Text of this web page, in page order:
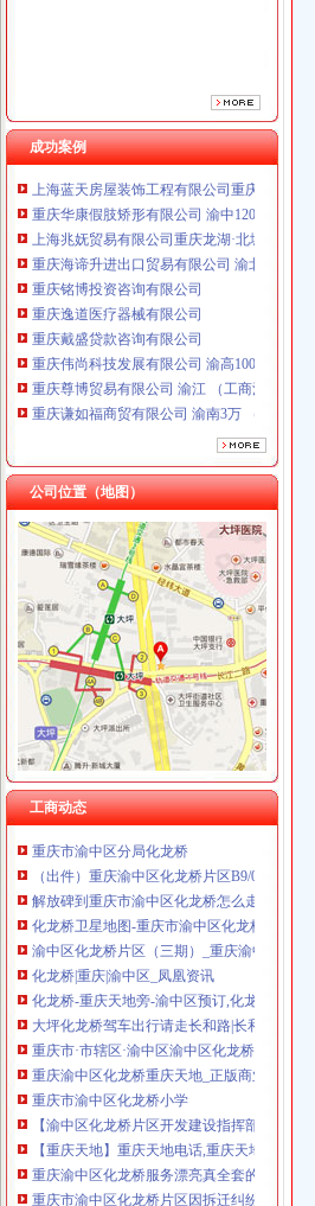
成功案例
重庆尊博贸易有限公司 渝江 （工商注册）
重庆谦如福商贸有限公司 渝南3万 （公司转让
重庆斯苔登托生物科技有限公司 渝南10万 （
上海蓝天房屋装饰工程有限公司重庆分公司
重庆华康假肢矫形有限公司 渝中120万 （增资
上海兆妩贸易有限公司重庆龙湖·北城天街分
重庆海谛升进出口贸易有限公司 渝北100万 （
重庆铭博投资咨询有限公司
重庆逸道医疗器械有限公司
重庆戴盛贷款咨询有限公司
重庆伟尚科技发展有限公司 渝高100万 （工商
重庆尊博贸易有限公司 渝江 （工商注册）
重庆谦如福商贸有限公司 渝南3万 （公司转让
重庆斯苔登托生物科技有限公司 渝南10万 （
上海蓝天房屋装饰工程有限公司重庆分公司
重庆华康假肢矫形有限公司 渝中120万 （增资
上海兆妩贸易有限公司重庆龙湖·北城天街分
公司位置（地图）
工商动态
渝中区化龙桥
渝中区化龙桥片区（三期）_重庆渝中土地招
重庆渝中区化龙桥国税所附近_预订_旅交汇
【渝中区化龙桥片区开发建设指挥部】渝中
【重庆天地】重庆天地电话,重庆天地地址_图
重庆市渝中区化龙桥高层项目一期工程.doc
【渝中区化龙桥地税所】渝中区化龙桥地税
重庆市渝中区化龙桥小学-学校-我要搜学网
重庆市渝中区分局化龙桥
（出件）重庆渝中区化龙桥片区B9/03地块项
解放碑到重庆市渝中区化龙桥怎么走？-住哪网
化龙桥卫星地图-重庆市渝中区化龙桥街道地
渝中区化龙桥片区（三期）_重庆渝中土地招
化龙桥|重庆|渝中区_凤凰资讯
化龙桥-重庆天地旁-渝中区预订,化龙桥-重庆
大坪化龙桥驾车出行请走长和路|长和|渝中区|
重庆市·市辖区·渝中区渝中区化龙桥正街56
重庆渝中区化龙桥重庆天地_正版商业图片_
重庆市渝中区化龙桥小学
【渝中区化龙桥片区开发建设指挥部】渝中
【重庆天地】重庆天地电话,重庆天地地址_图
重庆渝中区化龙桥服务漂亮真全套的小姐真
重庆市渝中区化龙桥片区因拆迁纠纷发生大
渝中区化龙桥地块_重庆渝中土地招拍挂-房天